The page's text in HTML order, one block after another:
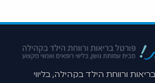
ורווחת הילד בקהילה, בליווי